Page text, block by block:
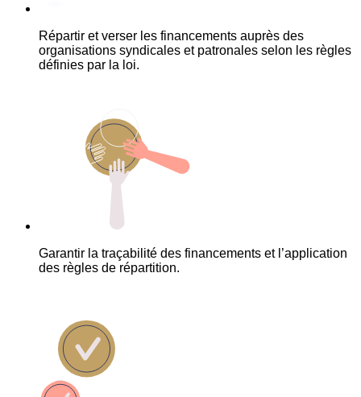
Répartir et verser les financements auprès des
organisations syndicales et patronales selon les règles
définies par la loi.
Garantir la traçabilité des financements et l’application
des règles de répartition.